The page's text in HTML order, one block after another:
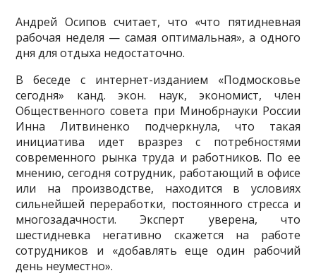
Андрей Осипов считает, что «что пятидневная
рабочая неделя — самая оптимальная», а одного
дня для отдыха недостаточно.
В беседе с интернет-изданием «Подмосковье
сегодня» канд. экон. наук, экономист, член
Общественного совета при Минобрнауки России
Инна Литвиненко подчеркнула, что такая
инициатива идет вразрез с потребностями
современного рынка труда и работников. По ее
мнению, сегодня сотрудник, работающий в офисе
или на производстве, находится в условиях
сильнейшей переработки, постоянного стресса и
многозадачности. Эксперт уверена, что
шестидневка негативно скажется на работе
сотрудников и «добавлять еще один рабочий
день неуместно».